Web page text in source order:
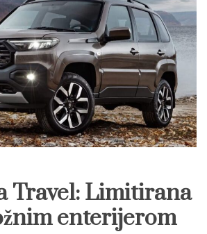
Travel: Limitirana
enterijerom